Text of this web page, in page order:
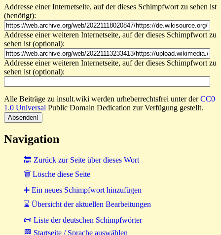
Addresse einer Internetseite, auf der dieses Schimpfwort zu sehen ist
(benötigt):
Addresse einer weiteren Internetseite, auf der dieses Schimpfwort zu
sehen ist (optional):
Addresse einer weiteren Internetseite, auf der dieses Schimpfwort zu
sehen ist (optional):
Alle Beiträge zu insult.wiki werden urheberrechtsfrei unter derCC0
1.0 Universal Public Domain Dedication zur Verfügung gestellt.
Navigation
🔙 Zurück zur Seite über dieses Wort
🗑 Lösche diese Seite
➕ Ein neues Schimpfwort hinzufügen
⌛ Übersicht der aktuellen Bearbeitungen
📜 Liste der deutschen Schimpfwörter
🏁 Startseite / Sprache auswählen